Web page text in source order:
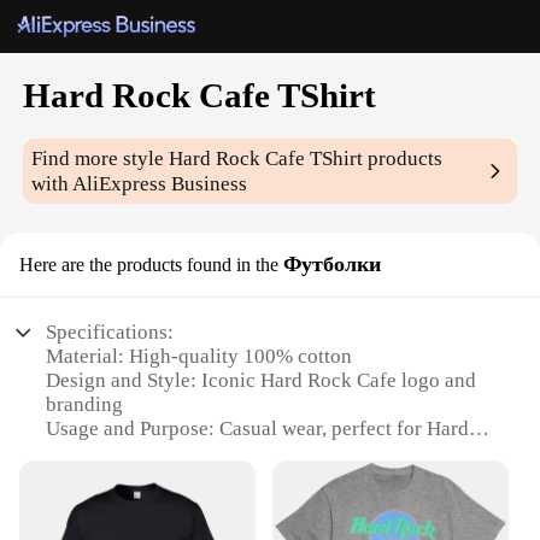
Hard Rock Cafe TShirt
Find more styleHard Rock Cafe TShirt products
with AliExpress Business
Here are the products found in the Футболки
Specifications:
Material: High-quality 100% cotton
Design and Style: Iconic Hard Rock Cafe logo and
branding
Usage and Purpose: Casual wear, perfect for Hard
Typical Adaptive Scenario: Ideal for concerts,
events, or as a collectible item
Shape or Size or Weight or Quantity: Available in